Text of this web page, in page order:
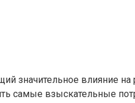
значительное влияние на
самые взыскательные